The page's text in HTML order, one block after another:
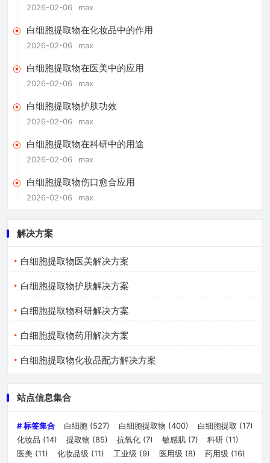
2026-02-06 max
白细胞提取物在化妆品中的作用
2026-02-06 max
白细胞提取物在医美中的应用
2026-02-06 max
白细胞提取物护肤功效
2026-02-06 max
白细胞提取物在科研中的用途
2026-02-06 max
白细胞提取物伤口愈合应用
2026-02-06 max
解决方案
白细胞提取物医美解决方案
白细胞提取物护肤解决方案
白细胞提取物科研解决方案
白细胞提取物药用解决方案
白细胞提取物化妆品配方解决方案
站点信息集合
# 标签集合 白细胞 (527) 白细胞提取物 (400) 白细胞提取 (17)
化妆品 (14) 提取物 (85) 抗氧化 (7) 敏感肌 (7) 科研 (11)
医美 (11) 化妆品级 (11) 工业级 (9) 医用级 (8) 药用级 (16)